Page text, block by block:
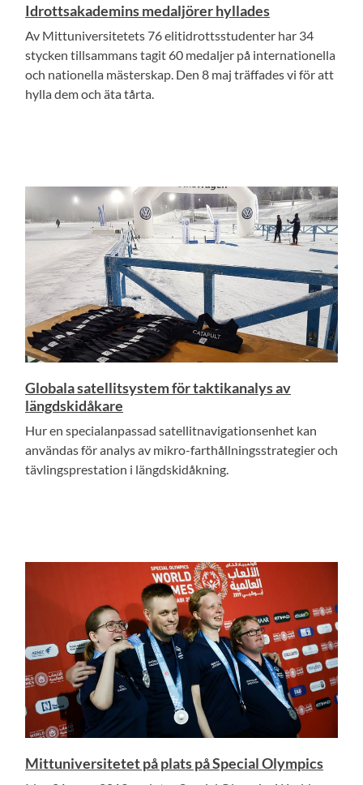
Idrottsakademins medaljörer hyllades
Av Mittuniversitetets 76 elitidrottsstudenter har 34
stycken tillsammans tagit 60 medaljer på internationella
och nationella mästerskap. Den 8 maj träffades vi för att
hylla dem och äta tårta.
Globala satellitsystem för taktikanalys av
längdskidåkare
Hur en specialanpassad satellitnavigationsenhet kan
användas för analys av mikro-farthållningsstrategier och
tävlingsprestation i längdskidåkning.
Mittuniversitetet på plats på Special Olympics